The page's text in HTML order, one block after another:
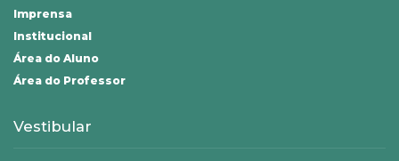
Imprensa
Institucional
Área do Aluno
Área do Professor
Vestibular